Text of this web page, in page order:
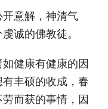
意解，神清气
诚的佛教徒。
健康有健康的因
丰硕的收成，春
而获的事情，因